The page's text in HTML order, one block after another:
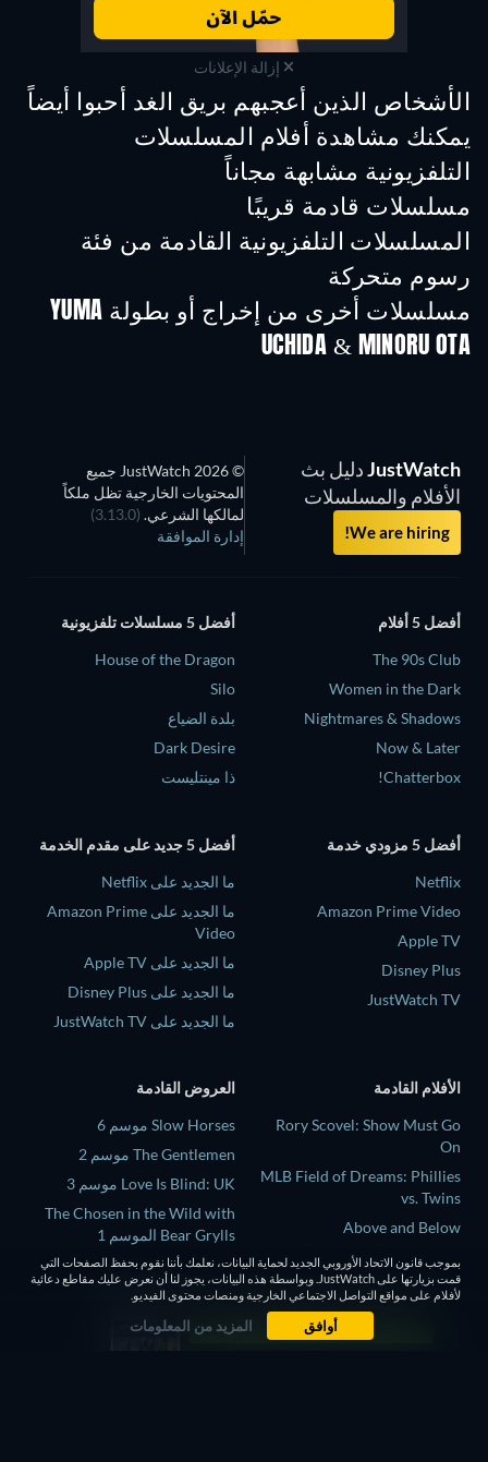
إزالة الإعلانات
الأشخاص الذين أعجبهم بريق الغد أحبوا أيضاً
تلفزيون تلفزيون
يمكنك مشاهدة أفلام المسلسلات
التلفزيونية مشابهة مجاناً
تلفزيون
مسلسلات قادمة قريبًا
تلفزيون
المسلسلات التلفزيونية القادمة من فئة
رسوم متحركة
موسم 2
مسلسلات أخرى من إخراج أو بطولة YUMA
UCHIDA & MINORU OTA
تلفزيون
JustWatchدليل بث
الأفلام والمسلسلات
We are hiring!
© 2026 JustWatch جميع
المحتويات الخارجية تظل ملكاً
لمالكها الشرعي. (3.13.0)
إدارة الموافقة
أفضل 5 أفلام
The 90s Club
Women in the Dark
Nightmares & Shadows
Now & Later
Chatterbox!
أفضل 5 مسلسلات تلفزيونية
House of the Dragon
Silo
بلدة الضياع
Dark Desire
ذا مينتليست
أفضل 5 مزودي خدمة
Netflix
Amazon Prime Video
Apple TV
Disney Plus
JustWatch TV
أفضل 5 جديد على مقدم الخدمة
ما الجديد على Netflix
ما الجديد على Amazon Prime
Video
ما الجديد على Apple TV
ما الجديد على Disney Plus
ما الجديد على JustWatch TV
الأفلام القادمة
Rory Scovel: Show Must Go
On
MLB Field of Dreams: Phillies
vs. Twins
Above and Below
This, That, and Everything in
Between
La fiera
العروض القادمة
Slow Horses موسم 6
The Gentlemen موسم 2
Love Is Blind: UK موسم 3
The Chosen in the Wild with
Bear Grylls الموسم 1
Mourinho موسم 1
بموجب قانون الاتحاد الأوروبي الجديد لحماية البيانات، نعلمك بأننا نقوم بحفظ الصفحات التي
قمت بزيارتها على JustWatch. وبواسطة هذه البيانات، يجوز لنا أن نعرض عليك مقاطع دعائية
لأفلام على مواقع التواصل الاجتماعي الخارجية ومنصات محتوى الفيديو.
أوافق المزيد من المعلومات